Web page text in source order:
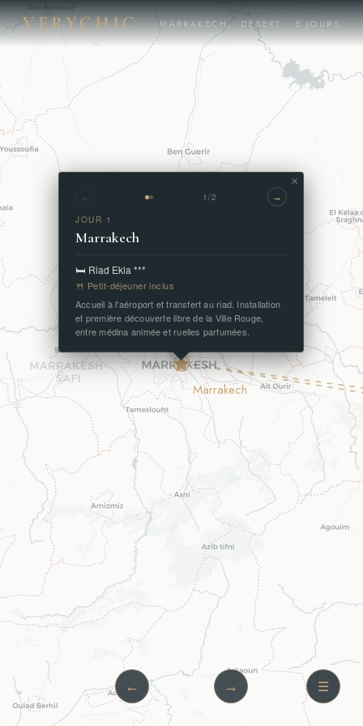
VERYCHIC MARRAKECH · DÉSERT · 5 JOURS
Marrakech
← 1/2
→
JOUR 1
Marrakech
🛏️ Riad Ekla ***
🍴 Petit-déjeuner inclus
Accueil à l'aéroport et transfert au riad. Installation
et première découverte libre de la Ville Rouge,
entre médina animée et ruelles parfumées.
×
← → ☰
MARRAKECH
Jour 1 · Jour 4
GORGES DU DADÈS
Jour 2
MERZOUGA
Jour 3